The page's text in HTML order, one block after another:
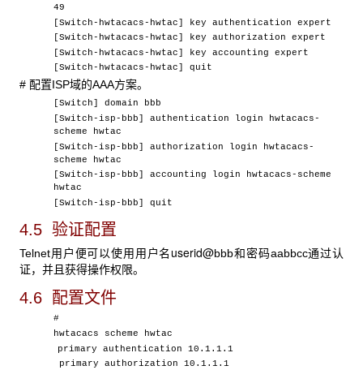
49
[Switch-hwtacacs-hwtac] key authentication expert
[Switch-hwtacacs-hwtac] key authorization expert
[Switch-hwtacacs-hwtac] key accounting expert
[Switch-hwtacacs-hwtac] quit
# 配置ISP域的AAA方案。
[Switch] domain bbb
[Switch-isp-bbb] authentication login hwtacacs-
scheme hwtac
[Switch-isp-bbb] authorization login hwtacacs-
scheme hwtac
[Switch-isp-bbb] accounting login hwtacacs-scheme
hwtac
[Switch-isp-bbb] quit
4.5 验证配置
Telnet用户便可以使用用户名 userid@bbb和密码aabbcc通过认
证，并且获得操作权限。
4.6 配置文件
#
hwtacacs scheme hwtac
primary authentication 10.1.1.1
primary authorization 10.1.1.1